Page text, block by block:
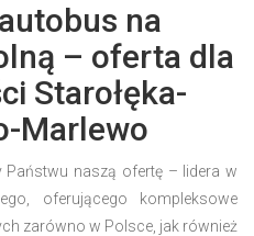
na
– oferta dla
Starołęka-
Marlewo
naszą ofertę – lidera w
oferującego kompleksowe
zarówno w Polsce, jak również